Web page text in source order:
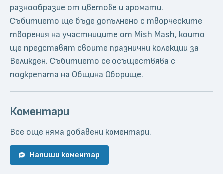
разнообразие от цветове и аромати.
Събитието ще бъде допълнено с творческите
творения на участниците от Mish Mash, които
ще представят своите празнични колекции за
Великден. Събитието се осъществява с
подкрепата на Община Оборище.
Коментари
Все още няма добавени коментари.
Напиши коментар